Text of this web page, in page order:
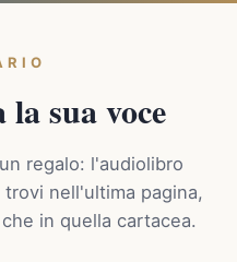
sua voce
regalo: l'audiolibro
nell'ultima pagina,
in quella cartacea.